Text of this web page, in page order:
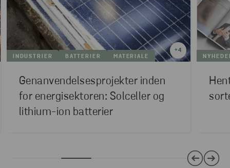
+4
INDUSTRIER
BATTERIER MATERIALE
Genanvendelsesprojekter inden
for energisektoren: Solceller og
lithium-ion batterier